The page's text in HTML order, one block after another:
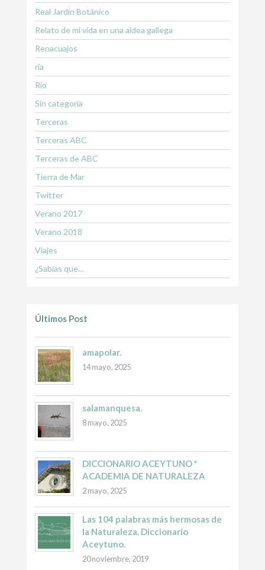
Real Jardín Botánico
Relato de mi vida en una aldea gallega
Renacuajos
ría
Río
Sin categoría
Terceras
Terceras ABC
Terceras de ABC
Tierra de Mar
Twitter
Verano 2017
Verano 2018
Viajes
¿Sabías que…
Últimos Post
amapolar.
14 mayo, 2025
salamanquesa.
8 mayo, 2025
DICCIONARIO ACEYTUNO *
ACADEMIA DE NATURALEZA
2 mayo, 2025
Las 104 palabras más hermosas de
la Naturaleza. Diccionario
Aceytuno.
20 noviembre, 2019